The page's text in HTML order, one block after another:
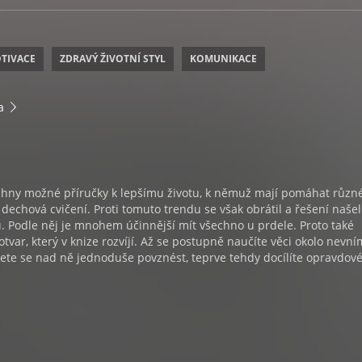
ZDRAVÝ ŽIVOTNÍ STYL KOMUNIKACE
možné příručky k lepšímu životu, k němuž mají pomáhat
cvičení. Proti tomuto trendu se však obrátil a řešení
Podle něj je mnohem účinnější mít všechno u prdele. Proto také
který v knize rozvíjí. Až se postupně naučíte věci okolo
se nad ně jednoduše povznést, teprve tehdy docílíte opravdové